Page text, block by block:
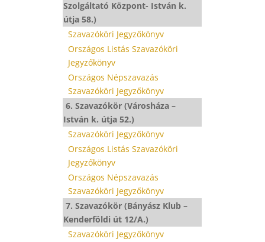
Szolgáltató Központ- István k.
útja 58.)
Szavazóköri Jegyzőkönyv
Országos Listás Szavazóköri
Jegyzőkönyv
Országos Népszavazás
Szavazóköri Jegyzőkönyv
6. Szavazókör (Városháza –
István k. útja 52.)
Szavazóköri Jegyzőkönyv
Országos Listás Szavazóköri
Jegyzőkönyv
Országos Népszavazás
Szavazóköri Jegyzőkönyv
7. Szavazókör (Bányász Klub –
Kenderföldi út 12/A.)
Szavazóköri Jegyzőkönyv